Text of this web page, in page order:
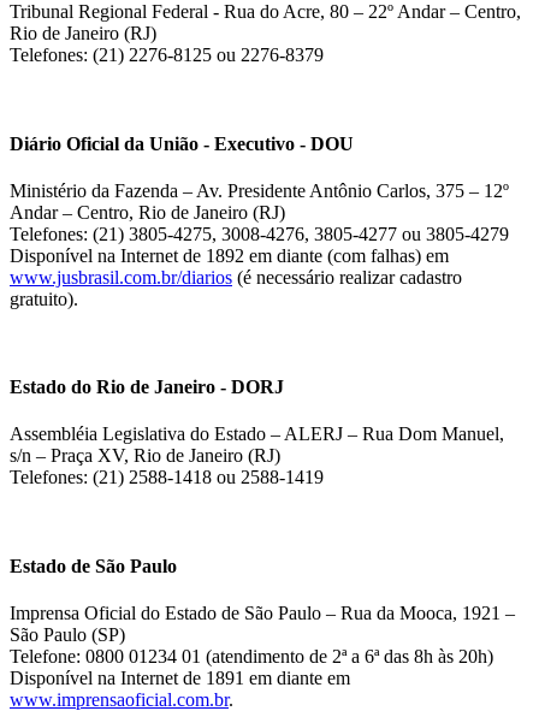
Tribunal Regional Federal - Rua do Acre, 80 – 22º Andar – Centro,
Rio de Janeiro (RJ)
Telefones: (21) 2276-8125 ou 2276-8379
Diário Oficial da União - Executivo - DOU
Ministério da Fazenda – Av. Presidente Antônio Carlos, 375 – 12º
Andar – Centro, Rio de Janeiro (RJ)
Telefones: (21) 3805-4275, 3008-4276, 3805-4277 ou 3805-4279
Disponível na Internet de 1892 em diante (com falhas) em
www.jusbrasil.com.br/diarios (é necessário realizar cadastro
gratuito).
Estado do Rio de Janeiro - DORJ
Assembléia Legislativa do Estado – ALERJ – Rua Dom Manuel,
s/n – Praça XV, Rio de Janeiro (RJ)
Telefones: (21) 2588-1418 ou 2588-1419
Estado de São Paulo
Imprensa Oficial do Estado de São Paulo – Rua da Mooca, 1921 –
São Paulo (SP)
Telefone: 0800 01234 01 (atendimento de 2ª a 6ª das 8h às 20h)
Disponível na Internet de 1891 em diante em
www.imprensaoficial.com.br.